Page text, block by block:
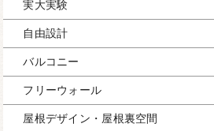
実大実験
自由設計
バルコニー
フリーウォール
屋根デザイン・屋根裏空間